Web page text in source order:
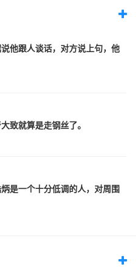
他跟人谈话，对方说上句，他
致就算是走钢丝了。
是一个十分低调的人，对周围